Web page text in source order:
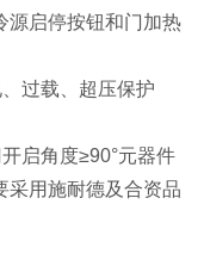
源启停按钮和门加热
过载、超压保护
启角度≥90°元器件
采用施耐德及合资品